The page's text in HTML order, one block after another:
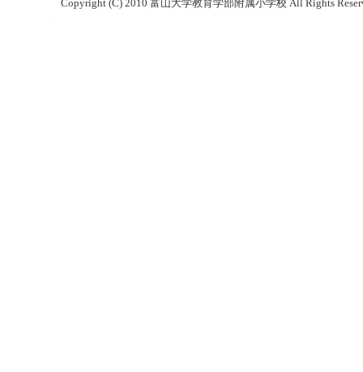
Copyright (C) 2010 富山大学教育学部附属小学校 All Rights